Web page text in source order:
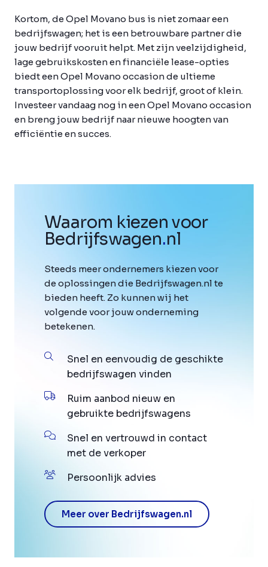
Kortom, de Opel Movano bus is niet zomaar een
bedrijfswagen; het is een betrouwbare partner die
jouw bedrijf vooruit helpt. Met zijn veelzijdigheid,
lage gebruikskosten en financiële lease-opties
biedt een Opel Movano occasion de ultieme
transportoplossing voor elk bedrijf, groot of klein.
Investeer vandaag nog in een Opel Movano occasion
en breng jouw bedrijf naar nieuwe hoogten van
efficiëntie en succes.
Waarom kiezen voor
Bedrijfswagen.nl
Steeds meer ondernemers kiezen voor
de oplossingen die Bedrijfswagen.nl te
bieden heeft. Zo kunnen wij het
volgende voor jouw onderneming
betekenen.
Snel en eenvoudig de geschikte
bedrijfswagen vinden
Ruim aanbod nieuw en
gebruikte bedrijfswagens
Snel en vertrouwd in contact
met de verkoper
Persoonlijk advies
Meer over Bedrijfswagen.nl